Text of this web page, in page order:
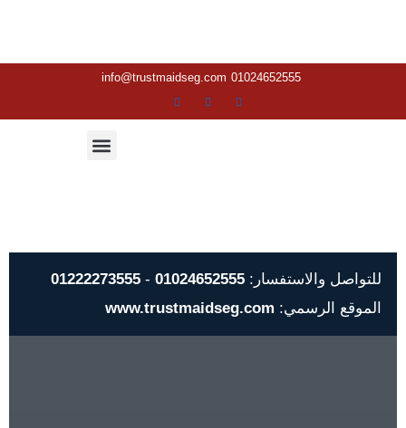
01024652555
info@trustmaidseg.com
Menu
للتواصل والاستفسار:01024652555
-
01222273555
الموقع الرسمي: www.trustmaidseg.com